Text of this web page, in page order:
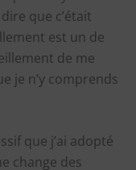
que c’était
est un de
de me
je n’y comprends
que j’ai adopté
change des